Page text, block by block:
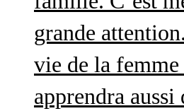
grande
vie de la
apprendra